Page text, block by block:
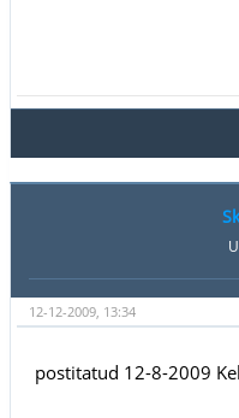
12-12-2009, 13:34
postitatud 12-8-2009